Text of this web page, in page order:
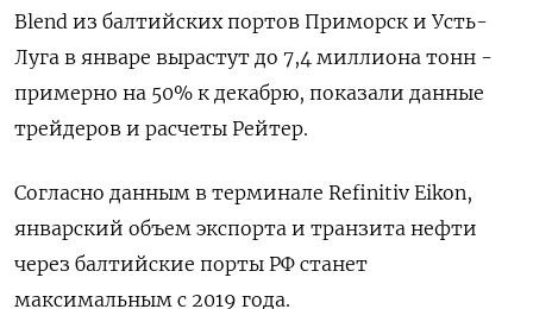
Blend из балтийских портов Приморск и Усть-
Луга в январе вырастут до 7,4 миллиона тонн -
примерно на 50% к декабрю, показали данные
трейдеров и расчеты Рейтер.
Согласно данным в терминале Refinitiv Eikon,
январский объем экспорта и транзита нефти
через балтийские порты РФ станет
максимальным с 2019 года.